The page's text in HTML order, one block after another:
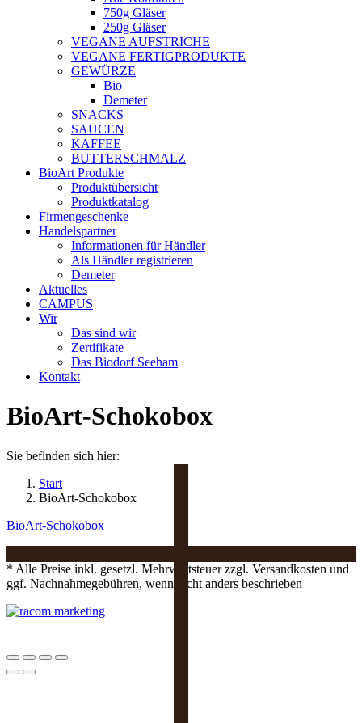
750g Gläser
250g Gläser
VEGANE AUFSTRICHE
VEGANE FERTIGPRODUKTE
GEWÜRZE
Bio
Demeter
SNACKS
SAUCEN
KAFFEE
BUTTERSCHMALZ
BioArt Produkte
Produktübersicht
Produktkatalog
Firmengeschenke
Handelspartner
Informationen für Händler
Als Händler registrieren
Demeter
Aktuelles
CAMPUS
Wir
Das sind wir
Zertifikate
Das Biodorf Seeham
Kontakt
BioArt-Schokobox
Sie befinden sich hier:
Start
BioArt-Schokobox
BioArt-Schokobox
* Alle Preise inkl. gesetzl. Mehrwertsteuer zzgl. Versandkosten und
ggf. Nachnahmegebühren, wenn nicht anders beschrieben